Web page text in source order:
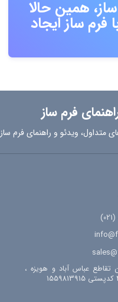
همین حالا
فرم ساز ایجاد
فرم ساز
متداول، ویدئو و راهنمای فرم ساز
تقاطع عباس آباد و هویزه ،